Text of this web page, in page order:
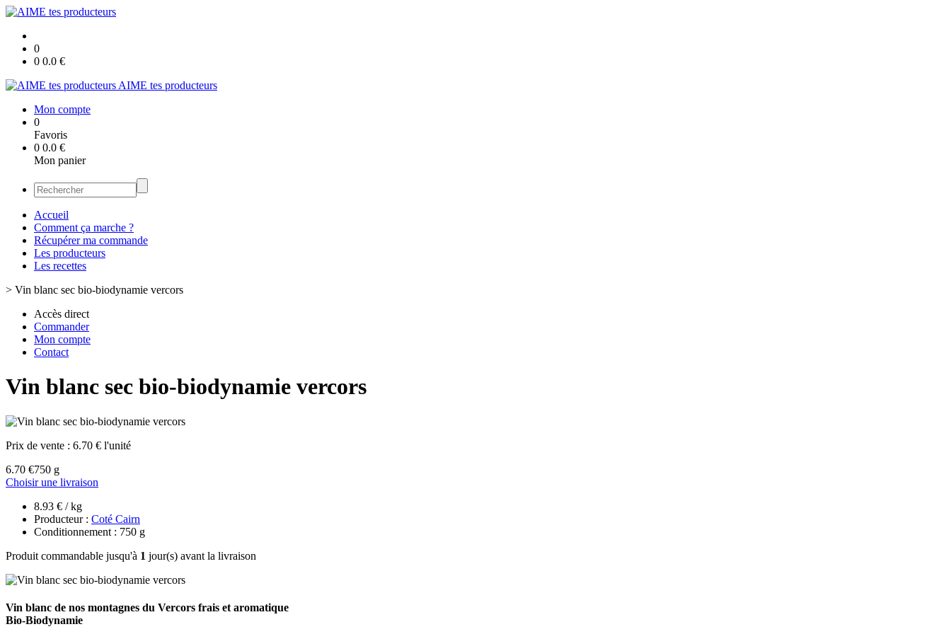
0
0 0.0 €
AIME tes producteurs
Mon compte
0
Favoris
0 0.0 €
Mon panier
Accueil
Comment ça marche ?
Récupérer ma commande
Les producteurs
Les recettes
> Vin blanc sec bio-biodynamie vercors
Accès direct
Commander
Mon compte
Contact
Vin blanc sec bio-biodynamie vercors
Prix de vente : 6.70 € l'unité
6.70 €750 g
Choisir une livraison
8.93 € / kg
Producteur : Coté Cairn
Conditionnement : 750 g
Produit commandable jusqu'à 1 jour(s) avant la livraison
Vin blanc de nos montagnes du Vercors frais et aromatique
Bio-Biodynamie